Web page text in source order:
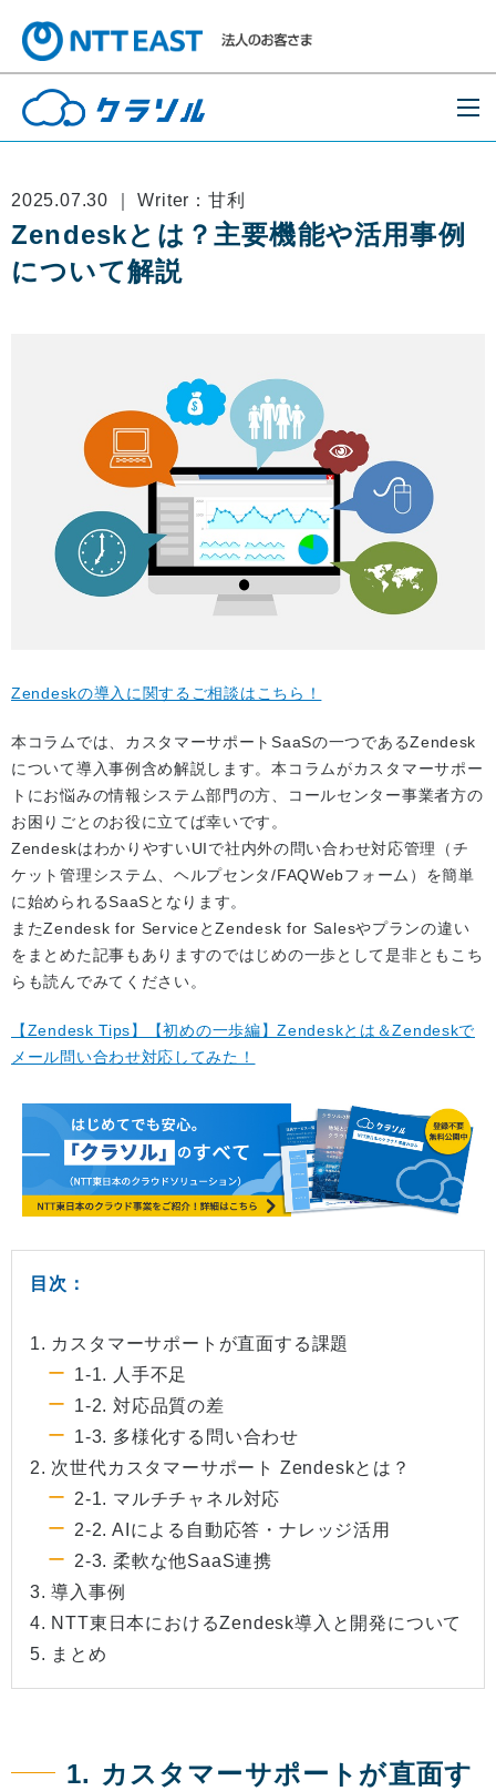
2025.07.30 ｜ Writer：甘利
Zendeskとは？主要機能や活用事例
について解説
Zendeskの導入に関するご相談はこちら！
本コラムでは、カスタマーサポートSaaSの一つであるZendesk
について導入事例含め解説します。本コラムがカスタマーサポー
トにお悩みの情報システム部門の方、コールセンター事業者方の
お困りごとのお役に立てば幸いです。
ZendeskはわかりやすいUIで社内外の問い合わせ対応管理（チ
ケット管理システム、ヘルプセンタ/FAQWebフォーム）を簡単
に始められるSaaSとなります。
またZendesk for ServiceとZendesk for Salesやプランの違い
をまとめた記事もありますのではじめの一歩として是非ともこち
らも読んでみてください。
【Zendesk Tips】【初めの一歩編】Zendeskとは＆Zendeskで
メール問い合わせ対応してみた！
目次：
1. カスタマーサポートが直面する課題
1-1. 人手不足
1-2. 対応品質の差
1-3. 多様化する問い合わせ
2. 次世代カスタマーサポート Zendeskとは？
2-1. マルチチャネル対応
2-2. AIによる自動応答・ナレッジ活用
2-3. 柔軟な他SaaS連携
3. 導入事例
4. NTT東日本におけるZendesk導入と開発について
5. まとめ
1. カスタマーサポートが直面す